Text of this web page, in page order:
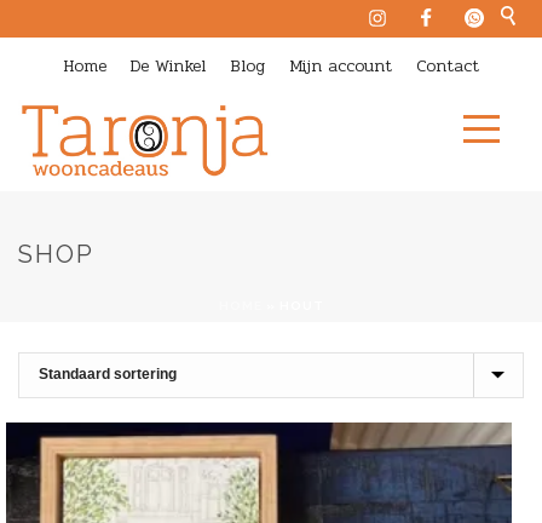
Home De Winkel Blog Mijn account Contact
SHOP